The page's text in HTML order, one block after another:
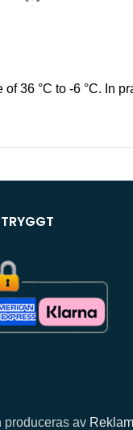
36 °C to -6 °C. In
produceras av